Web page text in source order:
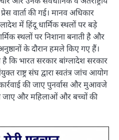
वार्ता की गई। मानव अधिकार
में हिंदू धार्मिक स्थलों पर बड़े
स्थलों पर निशाना बनाती है और
के दौरान हमले किए गए हैं।
कि भारत सरकार बांग्लादेश सरकार
राष्ट्र संघ द्वारा स्वतंत्र जांच आयोग
की जाए पुनर्वास और मुआवजे
जाए और महिलाओं और बच्चों की